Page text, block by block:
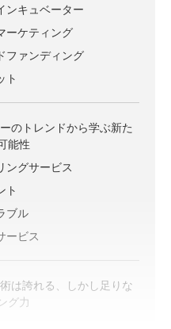
ンキュベーター
ーケティング
ファンディング
ト
のトレンドから学ぶ新た
能性
ングサービス
ト
ブル
ービス
は誇れる、しかし足りな
グ力